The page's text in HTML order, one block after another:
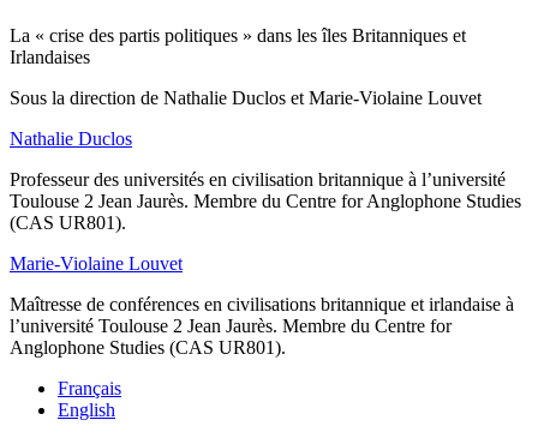
La « crise des partis politiques » dans les îles Britanniques et
Irlandaises
Sous la direction de Nathalie Duclos et Marie-Violaine Louvet
Nathalie Duclos
Professeur des universités en civilisation britannique à l’université
Toulouse 2 Jean Jaurès. Membre du Centre for Anglophone Studies
(CAS UR801).
Marie-Violaine Louvet
Maîtresse de conférences en civilisations britannique et irlandaise à
l’université Toulouse 2 Jean Jaurès. Membre du Centre for
Anglophone Studies (CAS UR801).
Français
English